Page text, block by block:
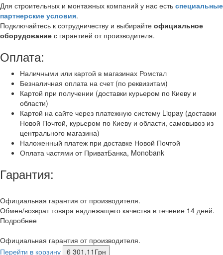
Для строительных и монтажных компаний у нас есть специальные
партнерские условия.
Подключайтесь к сотрудничеству и выбирайте официальное
оборудование с гарантией от производителя.
Оплата:
Наличными или картой в магазинах Ромстал
Безналичная оплата на счет (по реквизитам)
Картой при получении (доставки курьером по Киеву и
области)
Картой на сайте через платежную систему Liqpay (доставки
Новой Почтой, курьером по Киеву и области, самовывоз из
центрального магазина)
Наложенный платеж при доставке Новой Почтой
Оплата частями от ПриватБанка, Monobank
Гарантия:
Официальная гарантия от производителя.
Обмен/возврат товара надлежащего качества в течение 14 дней.
Подробнее
Официальная гарантия от производителя.
Перейти в корзину 6 301,11 Грн